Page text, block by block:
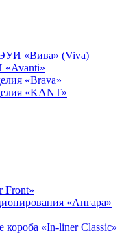
ЭУИ «Вива» (Viva)
«Avanti»
«Brava»
«KANT»
Front»
«Ангара»
«In-liner Classic»